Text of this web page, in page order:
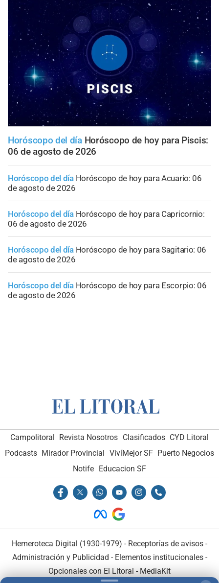
Horóscopo del día Horóscopo de hoy para Piscis:
06 de agosto de 2026
Horóscopo del día Horóscopo de hoy para Acuario: 06
de agosto de 2026
Horóscopo del día Horóscopo de hoy para Capricornio:
06 de agosto de 2026
Horóscopo del día Horóscopo de hoy para Sagitario: 06
de agosto de 2026
Horóscopo del día Horóscopo de hoy para Escorpio: 06
de agosto de 2026
Campolitoral Revista Nosotros Clasificados CYD Litoral
Podcasts Mirador Provincial VivíMejor SF Puerto Negocios
Notife Educacion SF
Hemeroteca Digital (1930-1979) - Receptorías de avisos -
Administración y Publicidad - Elementos institucionales-
Opcionales con El Litoral - MediaKit